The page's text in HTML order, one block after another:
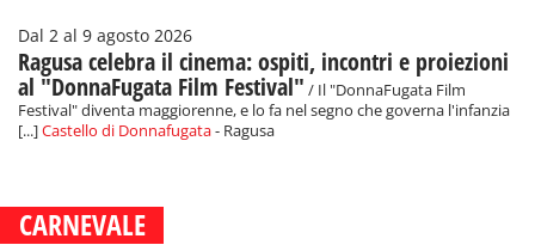
Dal 2 al 9 agosto 2026
Ragusa celebra il cinema: ospiti, incontri e proiezioni
al "DonnaFugata Film Festival" / Il "DonnaFugata Film
Festival" diventa maggiorenne, e lo fa nel segno che governa l'infanzia
[...]Castello di Donnafugata- Ragusa
CARNEVALE